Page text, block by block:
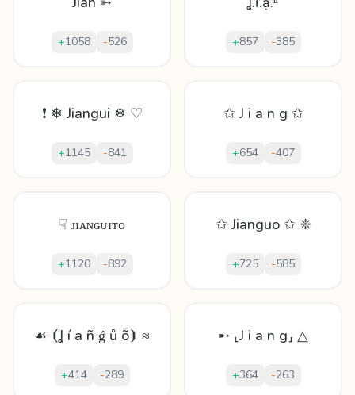
+1058 -526 +857 -385
❗ ❄ Jiangui ❄ ♡
+1145 -841
✩ J i a n g ✩
+654 -407
☟ ᴊɪᴀɴɢᴜɪᴛᴏ
+1120 -892
✩ Jianguo ✩ ❈
+725 -585
☙ ⦗Ʝ í a ñ ǵ ů ȭ⦘ ≈
+414 -289
➵ ⸤J i a n g⸥ △
+364 -263